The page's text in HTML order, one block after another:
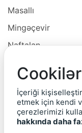
Masallı
Mingəçevir
Naftalan
Neftçala
Oğuz
Ordubad
Cookilər
İçeriği
etmek için kendi
çerezlerimizi
hakkında daha